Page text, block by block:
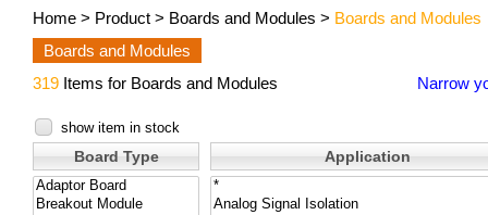
Home > Product > Boards and Modules > Boards and Modules
Boards and Modules
319 Items for Boards and Modules Narrow
show item in stock
Board Type Application